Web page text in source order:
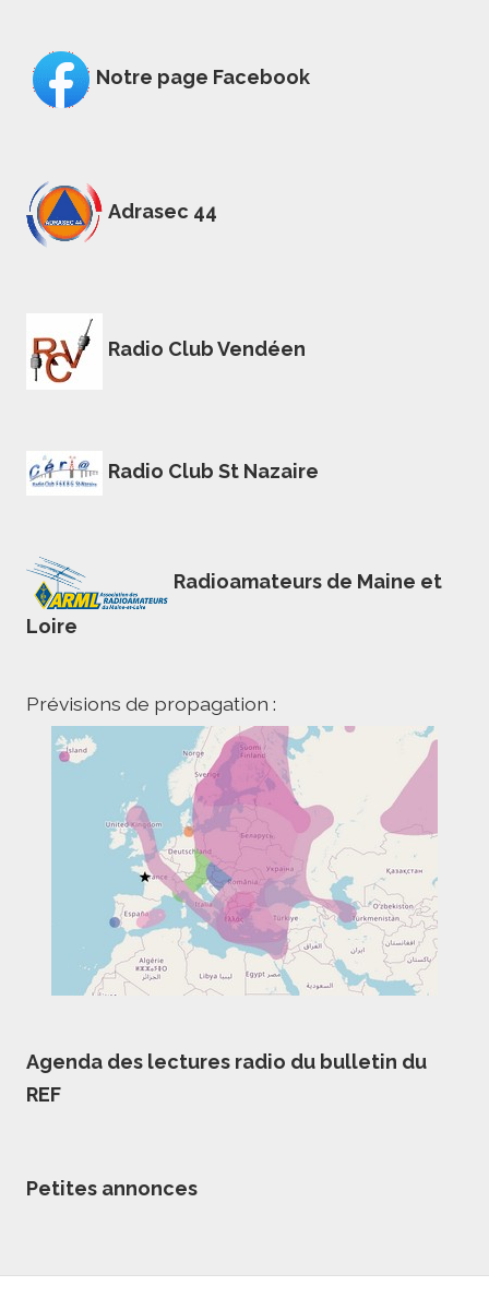
Notre page Facebook
Adrasec 44
Radio Club Vendéen
Radio Club St Nazaire
Radioamateurs de Maine et
Loire
Prévisions de propagation :
Agenda des lectures radio du bulletin du
REF
Petites annonces